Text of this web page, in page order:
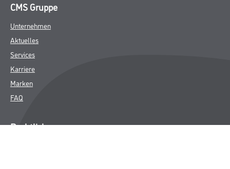
CMS Gruppe
Unternehmen
Aktuelles
Services
Karriere
Marken
FAQ
Rechtliches